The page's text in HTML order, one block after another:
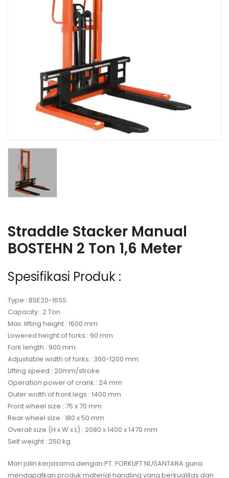
Straddle Stacker Manual
BOSTEHN 2 Ton 1,6 Meter
Spesifikasi Produk :
Type : BSE20-16SS
Capacity : 2 Ton
Max. lifting height : 1600 mm
Lowered height of forks : 90 mm
Fork length : 900 mm
Adjustable width of forks : 300-1200 mm
Lifting speed : 20mm/stroke
Operation power of crank : 24 mm
Outer width of front legs : 1400 mm
Front wheel size : 75 x 70 mm
Rear wheel size : 180 x 50 mm
Overall size (H x W x L) : 2080 x 1400 x 1470 mm
Self weight : 250 kg
Mari jalin kerjasama dengan PT. FORKLIFT NUSANTARA guna
mendapatkan produk material handling yang berkualitas dan